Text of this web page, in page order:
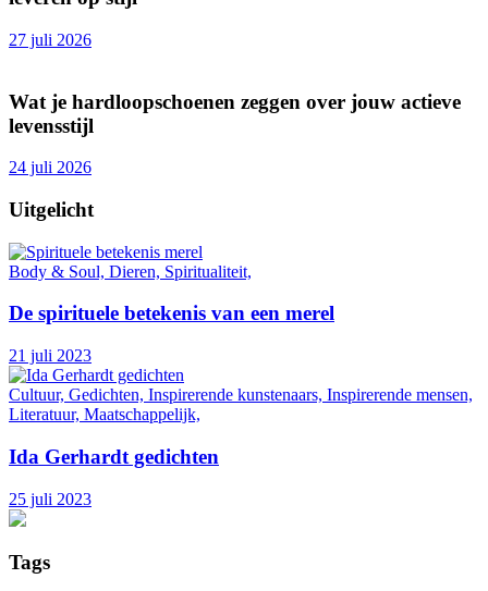
27 juli 2026
Wat je hardloopschoenen zeggen over jouw actieve
levensstijl
24 juli 2026
Uitgelicht
Body & Soul, Dieren, Spiritualiteit,
De spirituele betekenis van een merel
21 juli 2023
Cultuur, Gedichten, Inspirerende kunstenaars, Inspirerende mensen,
Literatuur, Maatschappelijk,
Ida Gerhardt gedichten
25 juli 2023
Tags